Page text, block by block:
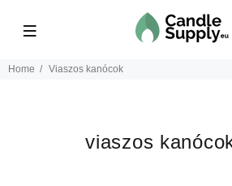
Home Viaszos kanócok
viaszos